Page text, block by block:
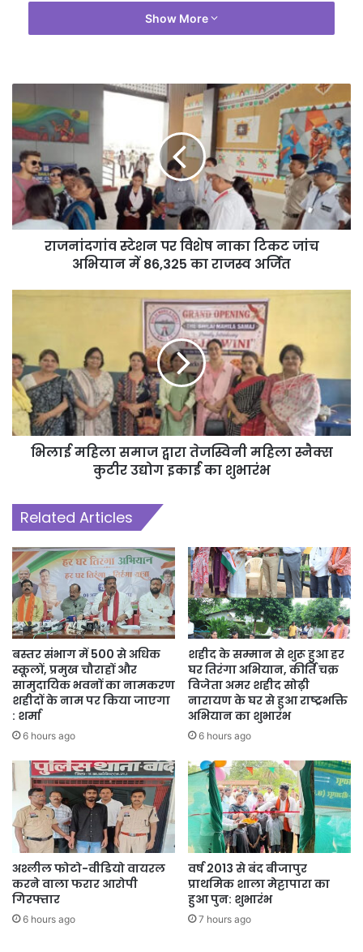
Show More
राजनांदगांव स्टेशन पर विशेष नाका टिकट जांच
अभियान में 86,325 का राजस्व अर्जित
भिलाई महिला समाज द्वारा तेजस्विनी महिला स्नैक्स
कुटीर उद्योग इकाई का शुभारंभ
Related Articles
बस्तर संभाग में 500 से अधिक
स्कूलों, प्रमुख चौराहों और
सामुदायिक भवनों का नामकरण
शहीदों के नाम पर किया जाएगा
: शर्मा
6 hours ago
शहीद के सम्मान से शुरू हुआ हर
घर तिरंगा अभियान, कीर्ति चक्र
विजेता अमर शहीद सोढ़ी
नारायण के घर से हुआ राष्ट्रभक्ति
अभियान का शुभारंभ
6 hours ago
अश्लील फोटो-वीडियो वायरल
करने वाला फरार आरोपी
गिरफ्तार
6 hours ago
वर्ष 2013 से बंद बीजापुर
प्राथमिक शाला मेट्टापारा का
हुआ पुन: शुभारंभ
7 hours ago